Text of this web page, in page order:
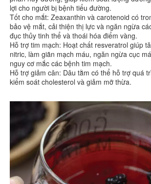
lợi cho người bị bệnh tiểu đường.
Tốt cho mắt: Zeaxanthin và carotenoid có
bảo vệ mắt, cải thiện thị lực và ngăn ngừa
đục thủy tinh thể và thoái hóa điểm vàng.
Hỗ trợ tim mạch: Hoạt chất resveratrol giúp
nitric, làm giãn mạch máu, ngăn ngừa cục
nguy cơ mắc các bệnh tim mạch.
Hỗ trợ giảm cân: Dâu tằm có thể hỗ trợ quá
kiểm soát cholesterol và giảm mỡ thừa.